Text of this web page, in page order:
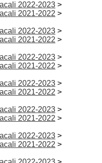
2022-2023 >
2021-2022 >
2022-2023 >
2021-2022 >
2022-2023 >
2021-2022 >
2022-2023 >
2021-2022 >
2022-2023 >
2021-2022 >
2022-2023 >
2021-2022 >